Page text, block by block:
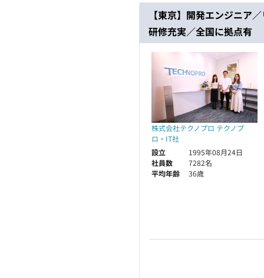
【東京】開発エンジニア
研修充実／全国に拠点有
株式会社テクノプロ テクノプ
ロ・IT社
設立
1995年08月24日
社員数
7282名
平均年齢
36歳